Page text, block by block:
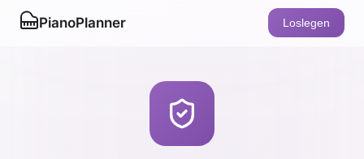
PianoPlanner Loslegen